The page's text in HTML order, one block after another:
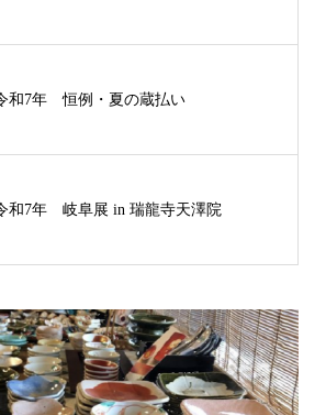
和7年 恒例・夏の蔵払い
和7年 岐阜展 in 瑞龍寺天澤院